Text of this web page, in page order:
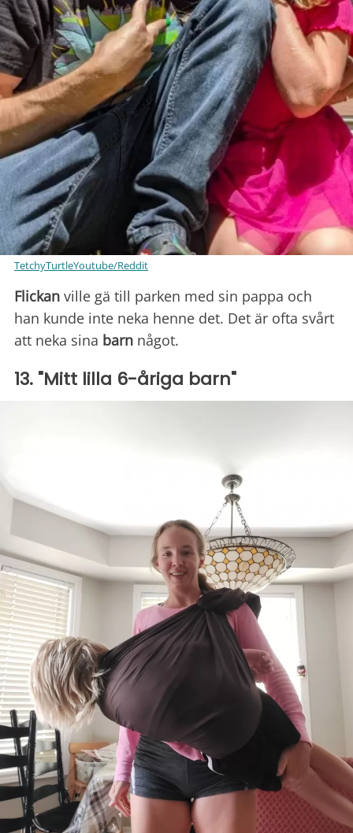
TetchyTurtleYoutube/Reddit
Flickan ville gä till parken med sin pappa och
han kunde inte neka henne det. Det är ofta svårt
att neka sina barn något.
13. "Mitt lilla 6-åriga barn"